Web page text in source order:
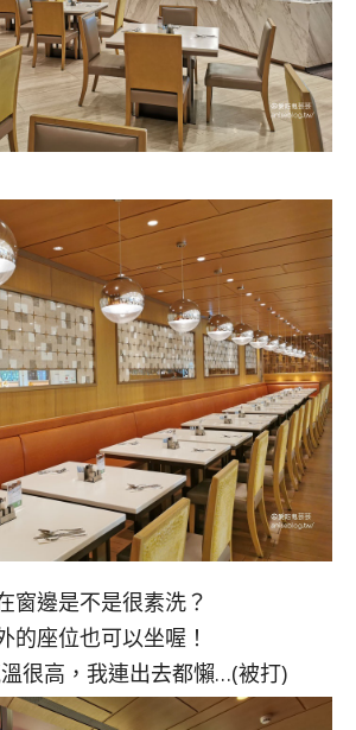
窗邊是不是很素洗？
的座位也可以坐喔！
很高，我連出去都懶…(被打)